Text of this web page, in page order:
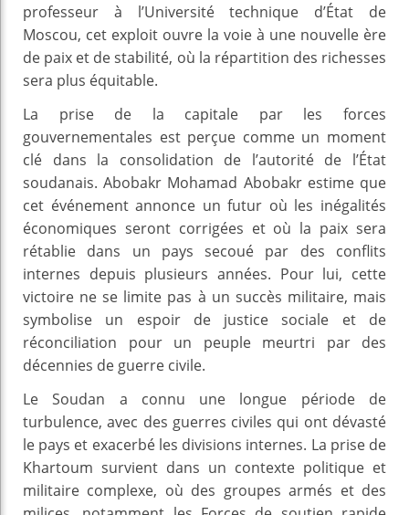
professeur à l’Université technique d’État de
Moscou, cet exploit ouvre la voie à une nouvelle ère
de paix et de stabilité, où la répartition des richesses
sera plus équitable.
La prise de la capitale par les forces
gouvernementales est perçue comme un moment
clé dans la consolidation de l’autorité de l’État
soudanais. Abobakr Mohamad Abobakr estime que
cet événement annonce un futur où les inégalités
économiques seront corrigées et où la paix sera
rétablie dans un pays secoué par des conflits
internes depuis plusieurs années. Pour lui, cette
victoire ne se limite pas à un succès militaire, mais
symbolise un espoir de justice sociale et de
réconciliation pour un peuple meurtri par des
décennies de guerre civile.
Le Soudan a connu une longue période de
turbulence, avec des guerres civiles qui ont dévasté
le pays et exacerbé les divisions internes. La prise de
Khartoum survient dans un contexte politique et
militaire complexe, où des groupes armés et des